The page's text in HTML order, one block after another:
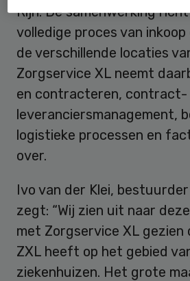
Rijn. De samenwerking
volledige proces van
de verschillende locaties
Zorgservice XL neemt
en contracteren, contract-
leveranciersmanagement,
logistieke processen en
over.
Ivo van der Klei,
zegt: “Wij zien uit naar
met Zorgservice XL gezien
ZXL heeft op het gebied
ziekenhuizen. Het grote